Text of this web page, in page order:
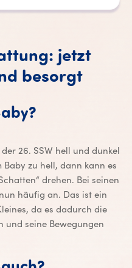
jetzt
besorgt
26. SSW hell und dunkel
zu hell, dann kann es
drehen. Bei seinen
häufig an. Das ist ein
da es dadurch die
und seine Bewegungen